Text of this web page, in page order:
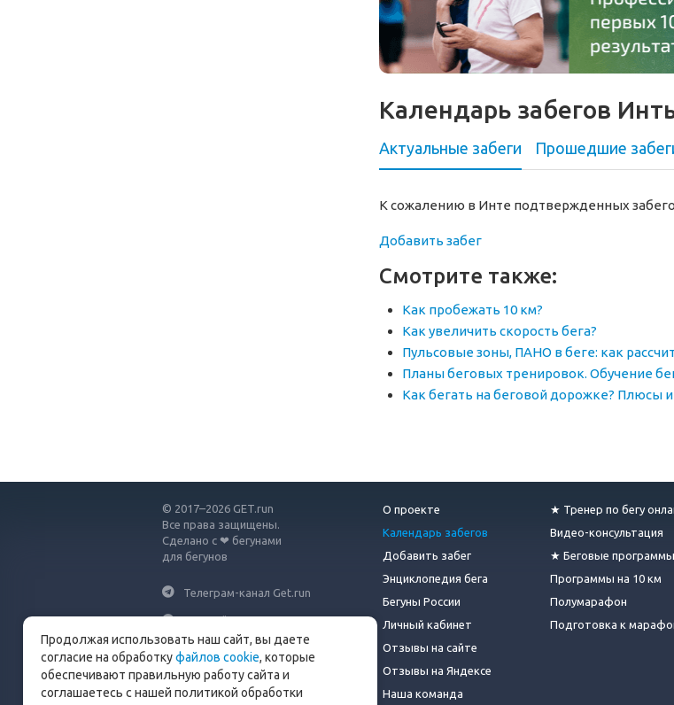
Календарь забегов
Актуальные забеги Прошедшие
К сожалению в Инте подтвержденных
Добавить забег
Смотрите также:
Как пробежать 10 км?
Как увеличить скорость бега?
Пульсовые зоны, ПАНО в беге: как
Планы беговых тренировок. Обучение
Как бегать на беговой дорожке? Плюсы
© 2017–2026 GET.run
Все права защищены.
Сделано с ❤ бегунами
для бегунов
Телеграм-канал Get.run
Беговой чат в Телеграм
info@get.run
О проекте
Календарь забегов
Добавить забег
Энциклопедия бега
Бегуны России
Личный кабинет
Отзывы на сайте
Отзывы на Яндексе
Наша команда
★ Тренер по бегу
Видео-консультация
★ Беговые программы
Программы на 10 км
Полумарафон
Подготовка к
Продолжая использовать наш сайт, вы даете
согласие на обработкуфайлов cookie, которые
обеспечивают правильную работу сайта и
соглашаетесь с нашей политикой обработки